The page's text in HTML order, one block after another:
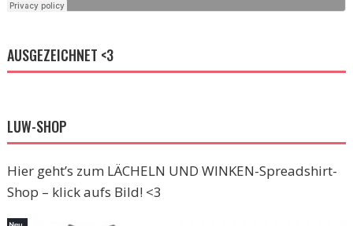
AUSGEZEICHNET <3
LUW-SHOP
Hier geht’s zum LÄCHELN UND WINKEN-Spreadshirt-
Shop – klick aufs Bild! <3